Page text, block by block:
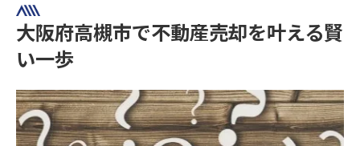
高槻市で不動産売却が増加する背景とは
高槻市の需要動向と不動産売却の関係性
資産価値を守る高槻市の不動産売却術
大阪府高槻市で不動産売却を叶える賢
い一歩